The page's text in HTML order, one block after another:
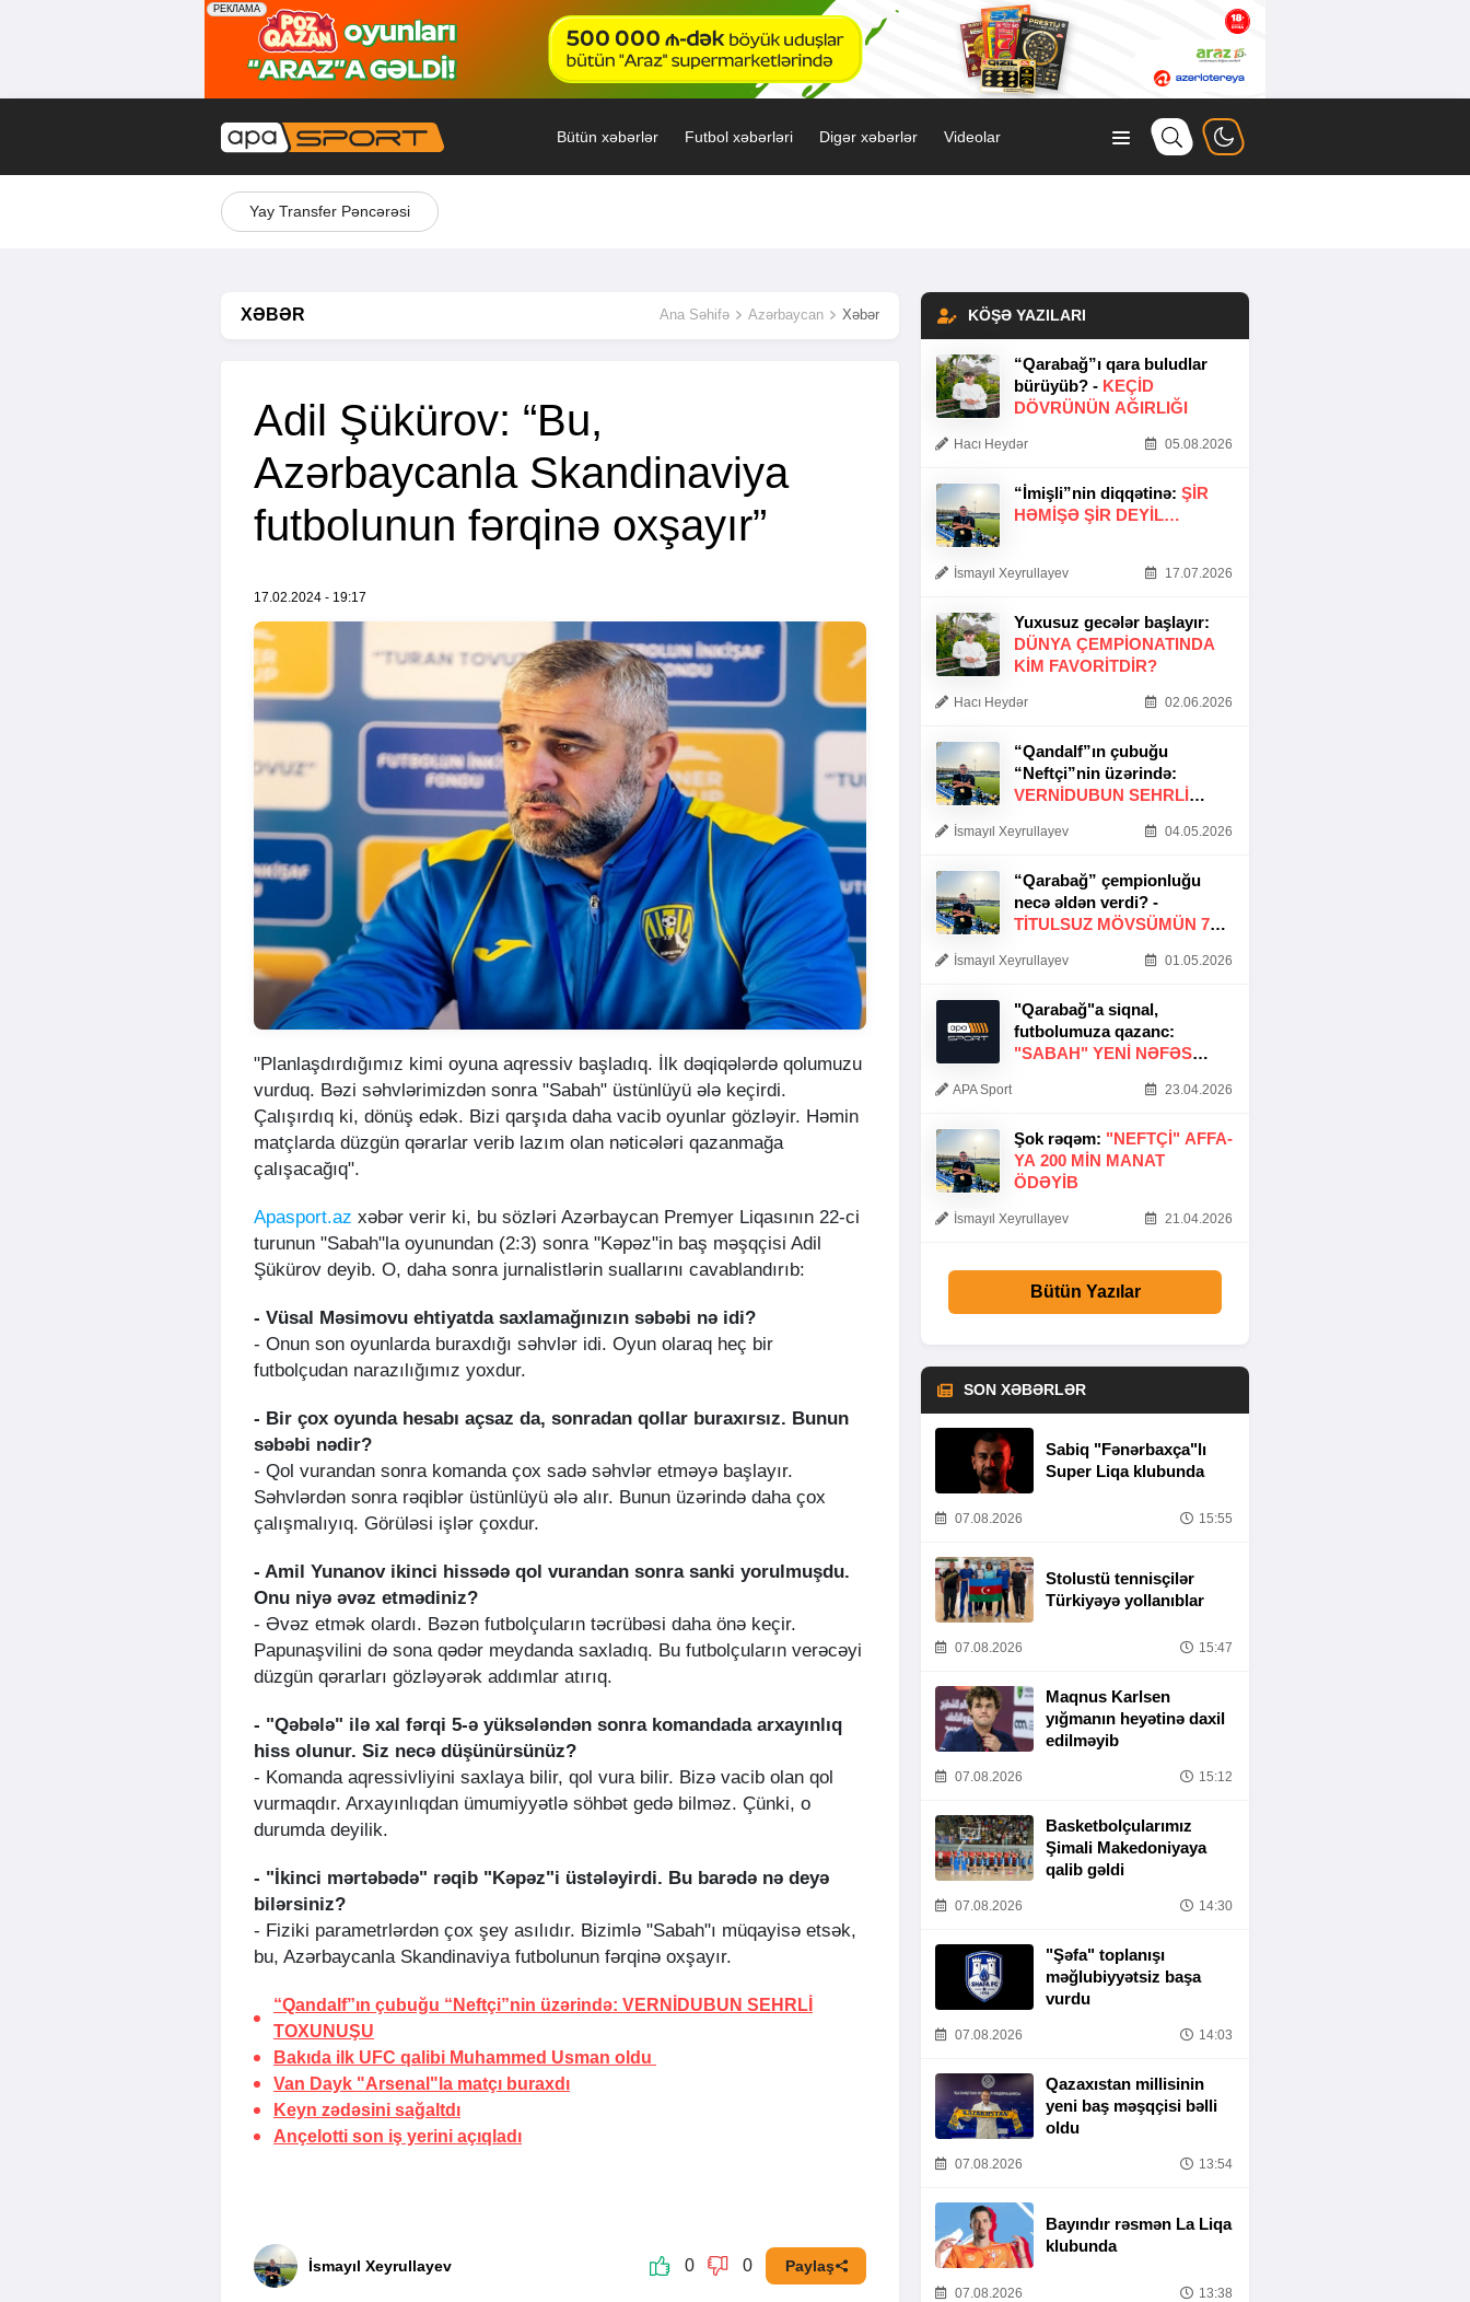
Bütün xəbərlər Futbol xəbərləri Digər xəbərlər Videolar
Yay Transfer Pəncərəsi
XƏBƏR Ana Səhifə Azərbaycan Xəbər
Adil Şükürov: “Bu,
Azərbaycanla Skandinaviya
futbolunun fərqinə oxşayır”
17.02.2024 - 19:17
"Planlaşdırdığımız kimi oyuna aqressiv başladıq. İlk dəqiqələrdə qolumuzu
vurduq. Bəzi səhvlərimizdən sonra "Sabah" üstünlüyü ələ keçirdi.
Çalışırdıq ki, dönüş edək. Bizi qarşıda daha vacib oyunlar gözləyir. Həmin
matçlarda düzgün qərarlar verib lazım olan nəticələri qazanmağa
çalışacağıq".
Apasport.az xəbər verir ki, bu sözləri Azərbaycan Premyer Liqasının 22-ci
turunun "Sabah"la oyunundan (2:3) sonra "Kəpəz"in baş məşqçisi Adil
Şükürov deyib. O, daha sonra jurnalistlərin suallarını cavablandırıb:
- Vüsal Məsimovu ehtiyatda saxlamağınızın səbəbi nə idi?
- Onun son oyunlarda buraxdığı səhvlər idi. Oyun olaraq heç bir
futbolçudan narazılığımız yoxdur.
- Bir çox oyunda hesabı açsaz da, sonradan qollar buraxırsız. Bunun
səbəbi nədir?
- Qol vurandan sonra komanda çox sadə səhvlər etməyə başlayır.
Səhvlərdən sonra rəqiblər üstünlüyü ələ alır. Bunun üzərində daha çox
çalışmalıyıq. Görüləsi işlər çoxdur.
- Amil Yunanov ikinci hissədə qol vurandan sonra sanki yorulmuşdu.
Onu niyə əvəz etmədiniz?
- Əvəz etmək olardı. Bəzən futbolçuların təcrübəsi daha önə keçir.
Papunaşvilini də sona qədər meydanda saxladıq. Bu futbolçuların verəcəyi
düzgün qərarları gözləyərək addımlar atırıq.
- "Qəbələ" ilə xal fərqi 5-ə yüksələndən sonra komandada arxayınlıq
hiss olunur. Siz necə düşünürsünüz?
- Komanda aqressivliyini saxlaya bilir, qol vura bilir. Bizə vacib olan qol
vurmaqdır. Arxayınlıqdan ümumiyyətlə söhbət gedə bilməz. Çünki, o
durumda deyilik.
- "İkinci mərtəbədə" rəqib "Kəpəz"i üstələyirdi. Bu barədə nə deyə
bilərsiniz?
- Fiziki parametrlərdən çox şey asılıdır. Bizimlə "Sabah"ı müqayisə etsək,
bu, Azərbaycanla Skandinaviya futbolunun fərqinə oxşayır.
“Qandalf”ın çubuğu “Neftçi”nin üzərində: VERNİDUBUN SEHRLİ
TOXUNUŞU
Bakıda ilk UFC qalibi Muhammed Usman oldu
Van Dayk "Arsenal"la matçı buraxdı
Keyn zədəsini sağaltdı
Ançelotti son iş yerini açıqladı
İsmayıl Xeyrullayev 0 0 Paylaş
KÖŞƏ YAZILARI
“Qarabağ”ı qara buludlar
bürüyüb? - KEÇID
DÖVRÜNÜN AĞIRLIĞI
Hacı Heydər 05.08.2026
“İmişli”nin diqqətinə: ŞIR
HƏMIŞƏ ŞIR DEYIL…
İsmayıl Xeyrullayev 17.07.2026
Yuxusuz gecələr başlayır:
DÜNYA ÇEMPIONATINDA
KIM FAVORITDIR?
Hacı Heydər 02.06.2026
“Qandalf”ın çubuğu
“Neftçi”nin üzərində:
VERNİDUBUN SEHRLİ
İsmayıl Xeyrullayev 04.05.2026
“Qarabağ” çempionluğu
necə əldən verdi? -
TITULSUZ MÖVSÜMÜN 7
İsmayıl Xeyrullayev 01.05.2026
"Qarabağ"a siqnal,
futbolumuza qazanc:
"SABAH" YENI NƏFƏS
APA Sport 23.04.2026
Şok rəqəm: "NEFTÇI" AFFA-
YA 200 MIN MANAT
ÖDƏYIB
İsmayıl Xeyrullayev 21.04.2026
Bütün Yazılar
SON XƏBƏRLƏR
Sabiq "Fənərbaxça"lı
Super Liqa klubunda
07.08.2026 15:55
Stolustü tennisçilər
Türkiyəyə yollanıblar
07.08.2026 15:47
Maqnus Karlsen
yığmanın heyətinə daxil
edilməyib
07.08.2026 15:12
Basketbolçularımız
Şimali Makedoniyaya
qalib gəldi
07.08.2026 14:30
"Şəfa" toplanışı
məğlubiyyətsiz başa
vurdu
07.08.2026 14:03
Qazaxıstan millisinin
yeni baş məşqçisi bəlli
oldu
07.08.2026 13:54
Bayındır rəsmən La Liqa
klubunda
07.08.2026 13:38